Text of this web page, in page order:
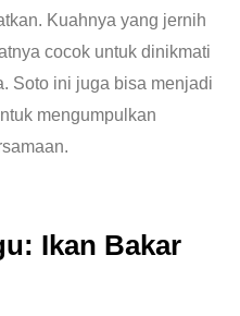
Kuahnya yang jernih
cocok untuk dinikmati
Soto ini juga bisa menjadi
mengumpulkan
Ikan Bakar